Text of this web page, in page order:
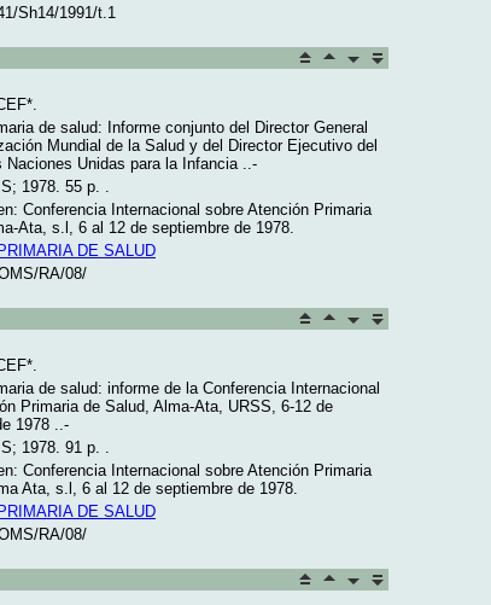
Sh14/1991/t.1
de salud: Informe conjunto del Director General
Mundial de la Salud y del Director Ejecutivo del
Naciones Unidas para la Infancia ..-
1978. 55 p. .
Conferencia Internacional sobre Atención Primaria
Ata, s.l, 6 al 12 de septiembre de 1978.
DE SALUD
RA/08/
de salud: informe de la Conferencia Internacional
Primaria de Salud, Alma-Ata, URSS, 6-12 de
1978 ..-
1978. 91 p. .
Conferencia Internacional sobre Atención Primaria
Ata, s.l, 6 al 12 de septiembre de 1978.
DE SALUD
RA/08/